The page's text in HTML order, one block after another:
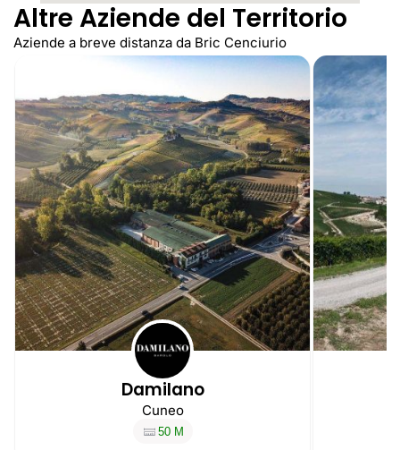
Altre Aziende del Territorio
Aziende a breve distanza da Bric Cenciurio
Damilano
Cuneo
50 M